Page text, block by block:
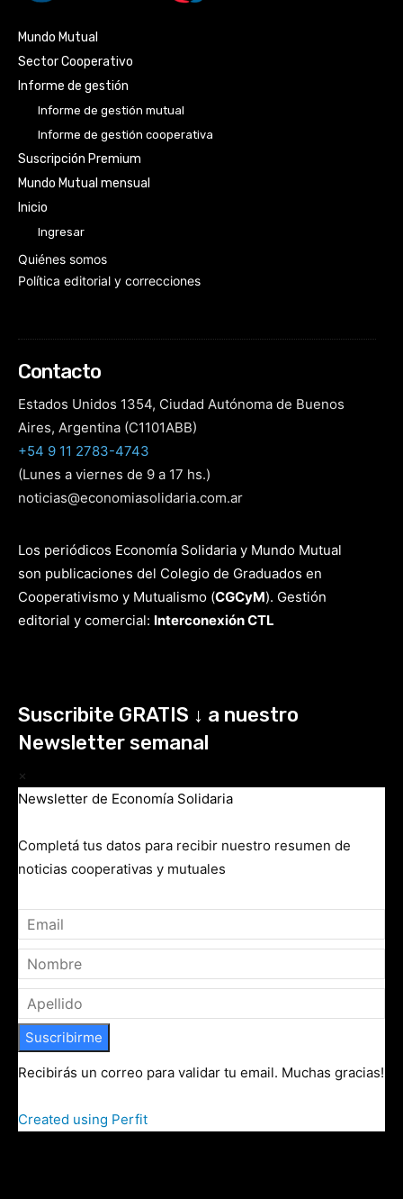
Mundo Mutual
Sector Cooperativo
Informe de gestión
Informe de gestión mutual
Informe de gestión cooperativa
Suscripción Premium
Mundo Mutual mensual
Inicio
Ingresar
Quiénes somos
Política editorial y correcciones
Contacto
Estados Unidos 1354, Ciudad Autónoma de Buenos
Aires, Argentina (C1101ABB)
+54 9 11 2783-4743
(Lunes a viernes de 9 a 17 hs.)
noticias@economiasolidaria.com.ar
Los periódicos Economía Solidaria y Mundo Mutual
son publicaciones del Colegio de Graduados en
Cooperativismo y Mutualismo (CGCyM). Gestión
editorial y comercial: Interconexión CTL
Suscribite GRATIS ↓ a nuestro
Newsletter semanal
×
Newsletter de Economía Solidaria
Completá tus datos para recibir nuestro resumen de
noticias cooperativas y mutuales
Suscribirme
Recibirás un correo para validar tu email. Muchas gracias!
Created using Perfit